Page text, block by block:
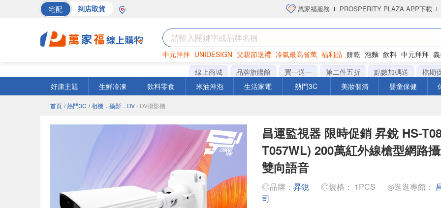
宅配 到店取貨 萬家福服務 PROSPERITY PLAZA APP下載
中元拜拜 UNIDESIGN 父親節送禮 冷氣最高省萬 福利品 餅乾 泡麵 飲料 中元拜拜
巧克力 罐頭 衛生紙
線上商城 品牌旗艦館 買一送一 第二件五折 點數加碼送
檔期
好康主題
生鮮冷凍 飲料零食 米油沖泡 生活家電 熱門3C 美妝個清 嬰童保健
首頁 / 熱門3C / 相機．攝影．DV / DV攝影機
昌運監視器 限時促銷 昇銳 HS-
T057WL) 200萬紅外線槍型網路
雙向語音
◎品牌： 昇銳 ◎規格： 1PCS ◎逛逛專館：
司